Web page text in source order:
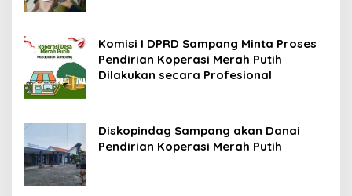
Komisi I DPRD Sampang Minta Proses
Pendirian Koperasi Merah Putih
Dilakukan secara Profesional
Diskopindag Sampang akan Danai
Pendirian Koperasi Merah Putih